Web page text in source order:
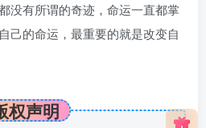
没有所谓的奇迹，命运一直都掌
己的命运，最重要的就是改变自
权声明